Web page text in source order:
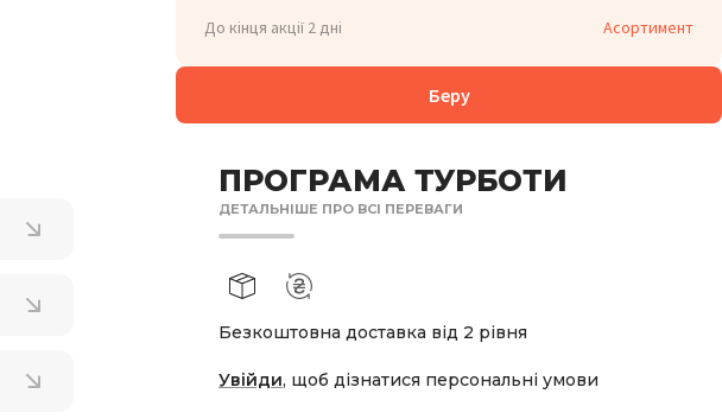
До кінця акції 2 дні Асортимент
Беру
ПРОГРАМА ТУРБОТИ
ДЕТАЛЬНІШЕ ПРО ВСІ ПЕРЕВАГИ
Безкоштовна доставка від 2 рівня
Увійди, щоб дізнатися персональні умови